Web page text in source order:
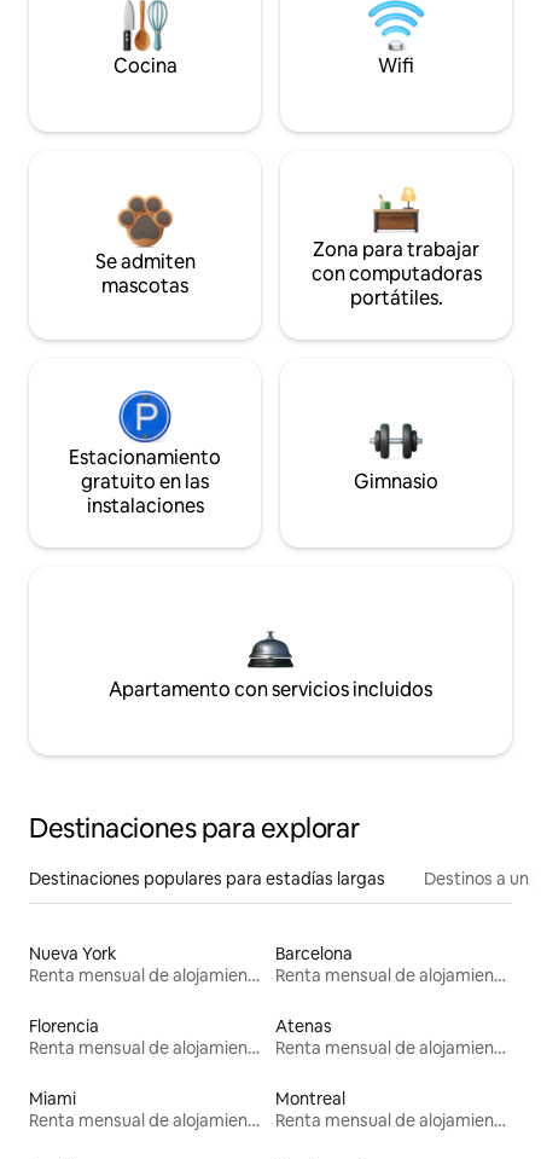
Cocina Wifi
Se admiten
mascotas
Zona para trabajar
con computadoras
portátiles.
Estacionamiento
gratuito en las
instalaciones
Gimnasio
Apartamento con servicios incluidos
Destinaciones para explorar
Destinaciones populares para estadías largas Destinos a un
Nueva York
Renta mensual de alojamientos
Barcelona
Renta mensual de alojamientos
Florencia
Renta mensual de alojamientos
Atenas
Renta mensual de alojamientos
Miami
Renta mensual de alojamientos
Montreal
Renta mensual de alojamientos